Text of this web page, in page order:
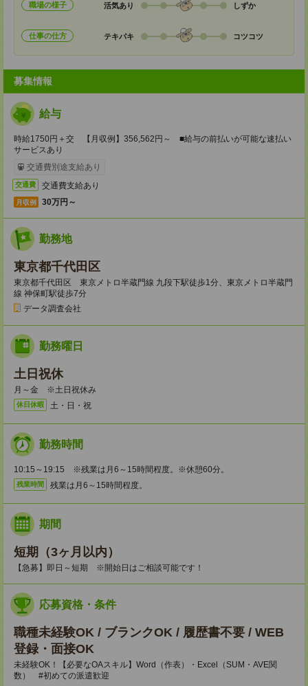
職場の様子 活気あり しずか
仕事の仕方 テキパキ コツコツ
募集情報
給与
時給1750円＋交 【月収例】356,562円～ ■給与の前払いが可能な速払い
サービスあり
交通費別途支給あり
交通費 交通費支給あり
月収例 30万円～
勤務地
東京都千代田区
東京都千代田区 東京メトロ半蔵門線 九段下駅徒歩1分、東京メトロ半蔵門
線 神保町駅徒歩7分
データ調査会社
勤務曜日
土日祝休
月～金 ※土日祝休み
休日休暇 土・日・祝
勤務時間
10:15～19:15 ※残業は月6～15時間程度。※休憩60分。
残業時間 残業は月6～15時間程度。
期間
短期（3ヶ月以内）
【急募】即日～短期 ※開始日はご相談可能です！
応募資格・条件
職種未経験OK / ブランクOK / 履歴書不要 / WEB
登録・面接OK
未経験OK！【必要なOAスキル】Word（作表）・Excel（SUM・AVE関
数） #初めての派遣歓迎